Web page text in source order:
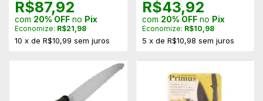
R$87,92
com 20% OFF no Pix
Economize: R$21,98
10 x de R$10,99 sem juros
R$43,92
com 20% OFFno Pix
Economize: R$10,98
5 x de R$10,98 sem juros